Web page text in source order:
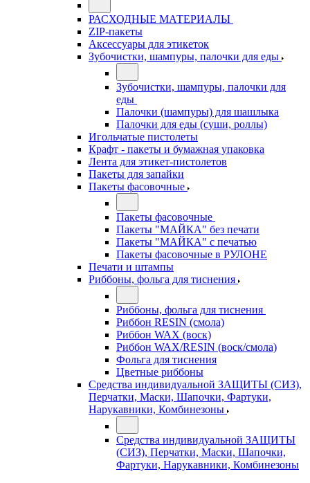
РАСХОДНЫЕ МАТЕРИАЛЫ
ZIP-пакеты
Аксессуары для этикеток
Зубочистки, шампуры, палочки для еды
Зубочистки, шампуры, палочки для
еды
Палочки (шампуры) для шашлыка
Палочки для еды (суши, роллы)
Игольчатые пистолеты
Крафт - пакеты и бумажная упаковка
Лента для этикет-пистолетов
Пакеты для запайки
Пакеты фасовочные
Пакеты фасовочные
Пакеты "МАЙКА" без печати
Пакеты "МАЙКА" с печатью
Пакеты фасовочные в РУЛОНЕ
Печати и штампы
Риббоны, фольга для тиснения
Риббоны, фольга для тиснения
Риббон RESIN (смола)
Риббон WAX (воск)
Риббон WAX/RESIN (воск/смола)
Фольга для тиснения
Цветные риббоны
Средства индивидуальной ЗАЩИТЫ (СИЗ),
Перчатки, Маски, Шапочки, Фартуки,
Нарукавники, Комбинезоны
Средства индивидуальной ЗАЩИТЫ
(СИЗ), Перчатки, Маски, Шапочки,
Фартуки, Нарукавники, Комбинезоны